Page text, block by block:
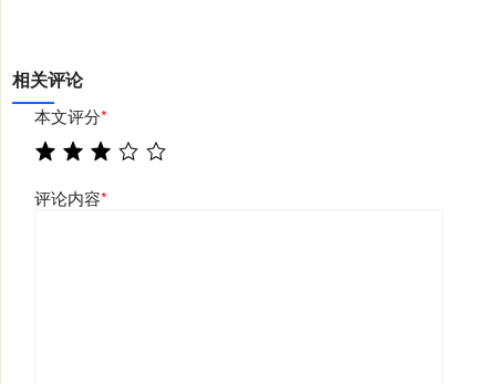
相关评论
本文评分*
评论内容*